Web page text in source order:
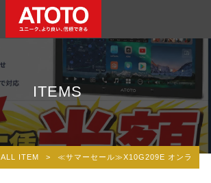
ITEMS
ALL ITEM > ≪サマーセール≫X10G209E オンライン